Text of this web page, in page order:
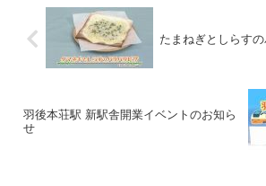
たまねぎとしらす
羽後本荘駅 新駅舎開業イベントのお知ら
せ